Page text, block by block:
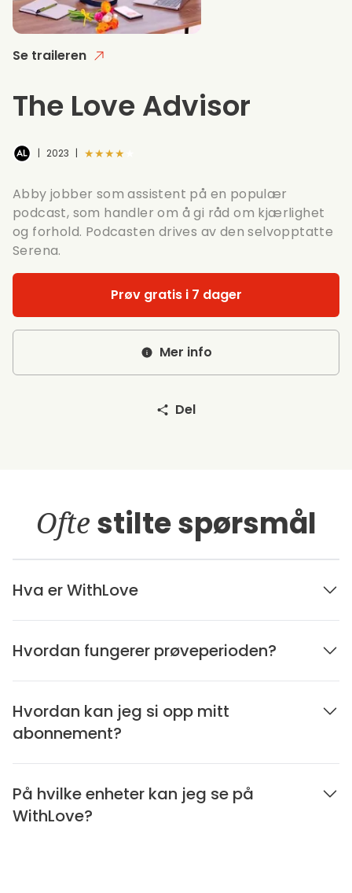
Se traileren
The Love Advisor
| 2023 | ★★★★★
Abby jobber som assistent på en populær
podcast, som handler om å gi råd om kjærlighet
og forhold. Podcasten drives av den selvopptatte
Serena.
Prøv gratis i 7 dager
Mer info
Del
Ofte stilte spørsmål
Hva er WithLove
Hvordan fungerer prøveperioden?
Hvordan kan jeg si opp mitt
abonnement?
På hvilke enheter kan jeg se på
WithLove?